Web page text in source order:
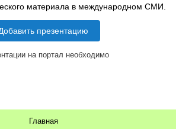
материала в международном СМИ.
презентацию
на портал необходимо
Главная